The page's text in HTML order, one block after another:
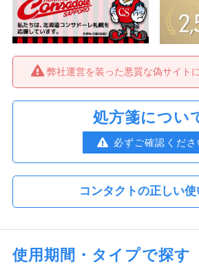
み さん
リピします！
どんなコンタクトもカラコンも目が
で付け替えていたのに、このコンタク
オレンジ さん
今後も買います
商品の性能表を見るとすごく良さげで
が少なくて正直購入を悩んでいました
時にゴロつきや違和感を感じますが
た、私はコンタクトを1日着けている
弊社運営を装った悪質な偽サイト
処方箋につい
必ずご確認くださ
コンタクトの正しい使
使用期間・タイプで探す